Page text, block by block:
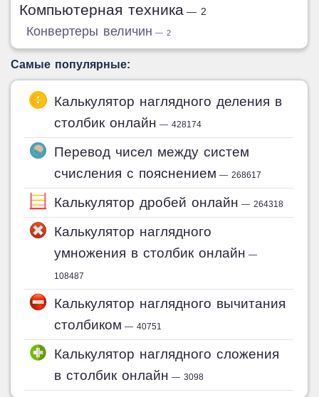
Компьютерная техника — 2
Конвертеры величин — 2
Самые популярные:
Калькулятор наглядного деления в
столбик онлайн — 428174
Перевод чисел между систем
счисления с пояснением — 268617
Калькулятор дробей онлайн — 264318
Калькулятор наглядного
умножения в столбик онлайн —
108487
Калькулятор наглядного вычитания
столбиком — 40751
Калькулятор наглядного сложения
в столбик онлайн — 3098